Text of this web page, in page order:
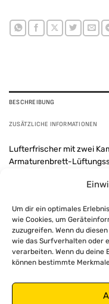
Um dir ein optimales
wie Cookies, um
zuzugreifen. Wenn du
wie das Surfverhalten oder
verarbeiten. Wenn du deine
können bestimmte
BESCHREIBUNG
ZUSÄTZLICHE INFORMATIONEN
Lufterfrischer mit zwei
Armaturenbrett-
eine einzigartige und
gleichmäßig im
anhaltenden und
unauffällig an jeden
Bedienelemente zu
Kombinationen:
New Car
Strawberry